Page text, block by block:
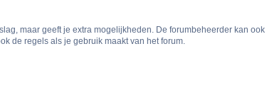
maar geeft je extra mogelijkheden. De forumbeheerder kan
de regels als je gebruik maakt van het forum.